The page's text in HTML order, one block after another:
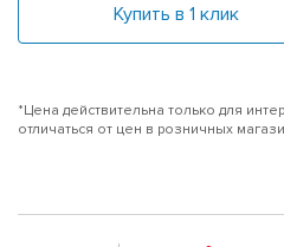
Купить в 1 клик
*Цена действительна только для
отличаться от цен в розничных